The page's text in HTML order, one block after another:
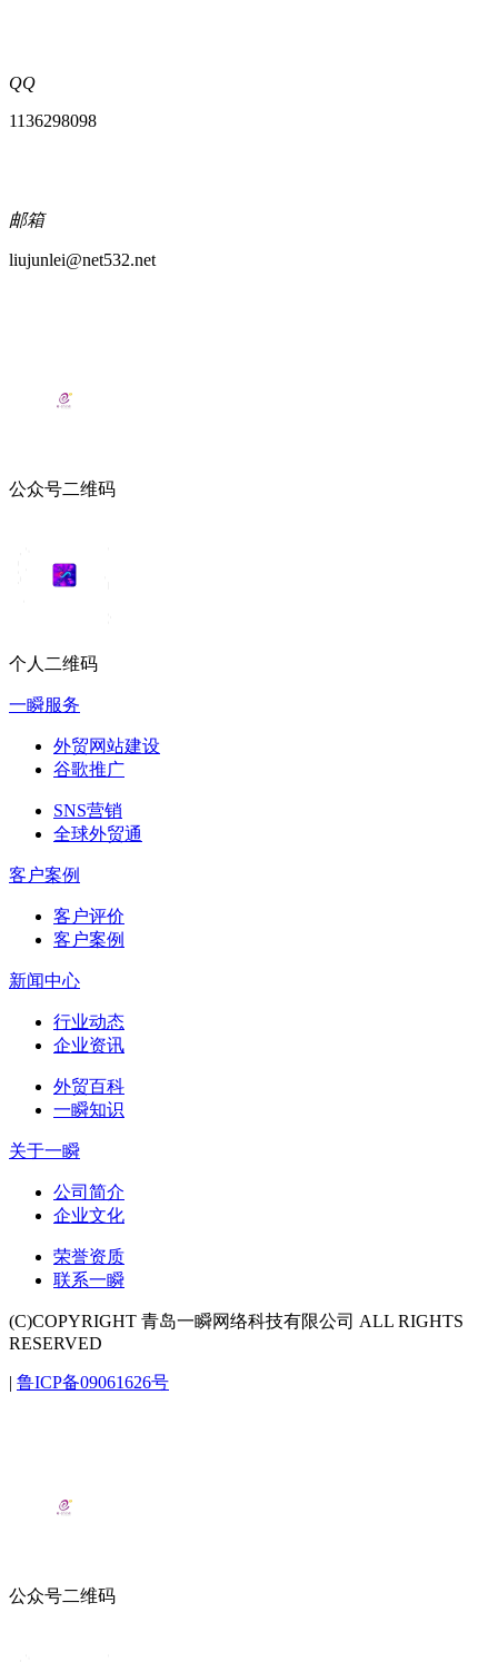
QQ
1136298098
邮箱
liujunlei@net532.net
公众号二维码
个人二维码
一瞬服务
外贸网站建设
谷歌推广
SNS营销
全球外贸通
客户案例
客户评价
客户案例
新闻中心
行业动态
企业资讯
外贸百科
一瞬知识
关于一瞬
公司简介
企业文化
荣誉资质
联系一瞬
(C)COPYRIGHT 青岛一瞬网络科技有限公司 ALL RIGHTS
RESERVED
| 鲁ICP备09061626号
公众号二维码